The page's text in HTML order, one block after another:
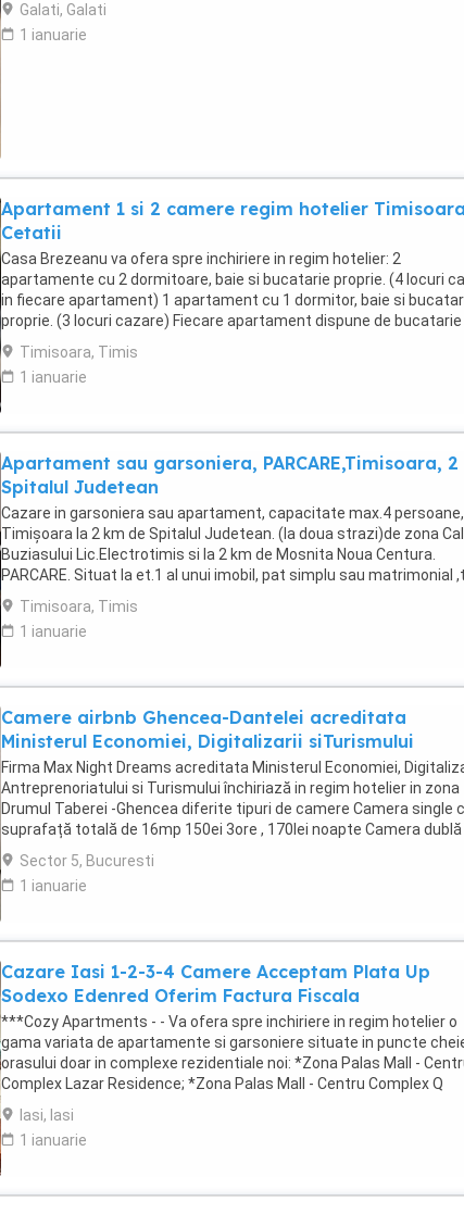
Galati, Galati
1 ianuarie
Apartament 1 si 2 camere regim hotelier Timisoara
Cetatii
Casa Brezeanu va ofera spre inchiriere in regim hotelier: 2
apartamente cu 2 dormitoare, baie si bucatarie proprie. (4 locuri
in fiecare apartament) 1 apartament cu 1 dormitor, baie si
proprie. (3 locuri cazare) Fiecare apartament dispune de bucatarie
complet utilata,baie cu cabina ...
Timisoara, Timis
1 ianuarie
Apartament sau garsoniera, PARCARE,Timisoara, 2
Spitalul Judetean
Cazare in garsoniera sau apartament, capacitate max.4
Timișoara la 2 km de Spitalul Judetean. (la doua strazi)de zona
Buziasului Lic.Electrotimis si la 2 km de Mosnita Noua Centura.
PARCARE. Situat la et.1 al unui imobil, pat simplu sau matrimonial
+wifi , frigider, mașină spălat, ...
Timisoara, Timis
1 ianuarie
Camere airbnb Ghencea-Dantelei acreditata
Ministerul Economiei, Digitalizarii siTurismului
Firma Max Night Dreams acreditata Ministerul Economiei,
Antreprenoriatului si Turismului închiriază in regim hotelier in zona
Drumul Taberei -Ghencea diferite tipuri de camere Camera single
suprafață totală de 16mp 150ei 3ore , 170lei noapte Camera dublă
suprafață totală de ...
Sector 5, Bucuresti
1 ianuarie
Cazare Iasi 1-2-3-4 Camere Acceptam Plata Up
Sodexo Edenred Oferim Factura Fiscala
***Cozy Apartments - - Va ofera spre inchiriere in regim hotelier o
gama variata de apartamente si garsoniere situate in puncte
orasului doar in complexe rezidentiale noi: *Zona Palas Mall -
Complex Lazar Residence; *Zona Palas Mall - Centru Complex Q
Residence; *Zona Palas Mall - ...
Iasi, Iasi
1 ianuarie